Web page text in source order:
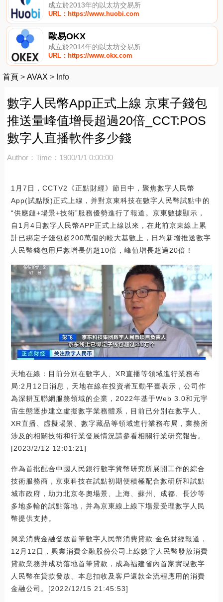
成立於2013年的以太坊交易所
URL：https://www.huobi.com
歐易OKX
成立於2014年的以太坊交易所
URL：https://www.okx.com
首頁 > AVAX > Info
數字人民幣App正式上線 京東子錢包
推送量峰值增長超過20倍_CCT:POS
數字人直播軟件多少錢
Author： Time：1900/1/1 0:00:00
1月7日，CCTV2《正點財經》節目中，聚焦數字人民幣
App(試點版)正式上線，并對京東科技在數字人民幣試點中的
“供應鏈+場景+技術”服務優勢進行了報道。京東數據顯示，
自1月4日數字人民幣APP正式上線以來，在此前京東線上累
計已綁定子錢包超200萬個的較大基數上，日均新增推送數字
人民幣錢包用戶數增長仍超10倍，峰值增長超過20倍！
天地在線：目前分別在數字人、XR直播等領域進行業務布
局:2月12日消息，天地在線在投資者互動平臺表示，公司作
為深耕互聯網服務領域的企業，2022年基于Web 3.0和元宇
宙生態逐步建立虛擬數字業務體系，目前已分別在數字人、
XR直播、虛擬場景、數字藏品等領域進行業務布局，業務所
涉及的相關技術和行業發展情況請參看相關行業研究報告。
[2023/2/12 12:01:21]
作為首批配合中國人民銀行數字貨幣研究所展開工作的綜合
技術服務商，京東科技在試點初期便積極配合數研所和試點
城市政府，助力北京冬奧場景、上海、蘇州、成都、長沙等
多地多輪的試點落地，并為京東線上線下場景受理數字人民
幣提供支持。
興業消費金融發放首筆數字人民幣消費貸款:金色財經報道，
12月12日，興業消費金融股份公司上線數字人民幣發放消費
貸款業務并成功落地首筆貸款，成為福建省內首家實現數字
人民幣在貸款發放、本息扣收及客戶還款全流程應用的消費
金融公司。[2022/12/15 21:45:53]